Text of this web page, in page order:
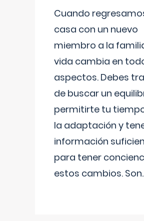
Cuando
casa con un nuevo
miembro a la
vida cambia en
aspectos. Debes
de buscar un
permitirte tu
la adaptación y
información
para tener
estos cambios. Son